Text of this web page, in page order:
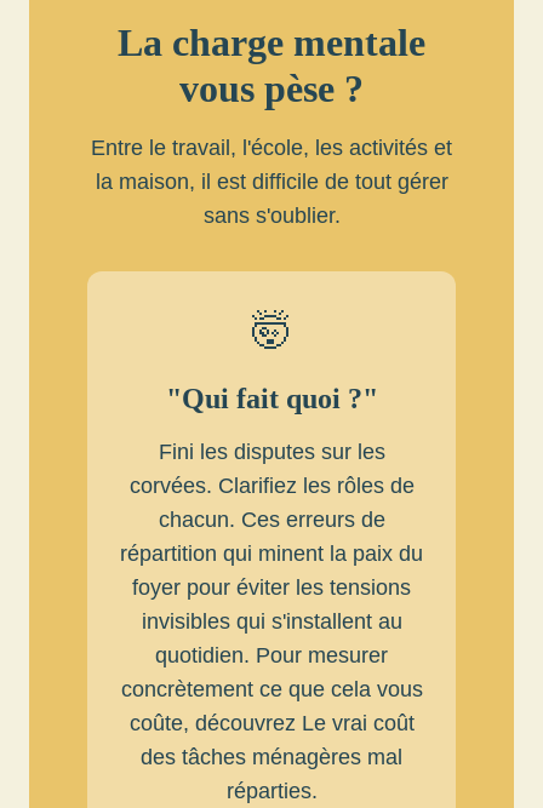
La charge mentale
vous pèse ?
Entre le travail, l'école, les activités et
la maison, il est difficile de tout gérer
sans s'oublier.
🤯
"Qui fait quoi ?"
Fini les disputes sur les
corvées. Clarifiez les rôles de
chacun. Ces erreurs de
répartition qui minent la paix du
foyer pour éviter les tensions
invisibles qui s'installent au
quotidien. Pour mesurer
concrètement ce que cela vous
coûte, découvrez Le vrai coût
des tâches ménagères mal
réparties.